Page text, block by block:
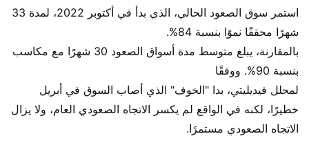
استمر سوق الصعود الحالي، الذي بدأ في أكتوبر 2022، لمدة 33
شهرًا محققًا نموًا بنسبة 84%.
بالمقارنة، يبلغ متوسط مدة أسواق الصعود 30 شهرًا مع مكاسب
بنسبة 90%. ووفقًا
لمحلل فيديليتي، بدا "الخوف" الذي أصاب السوق في أبريل
خطيرًا، لكنه في الواقع لم يكسر الاتجاه الصعودي العام، ولا يزال
الاتجاه الصعودي مستمرًا.